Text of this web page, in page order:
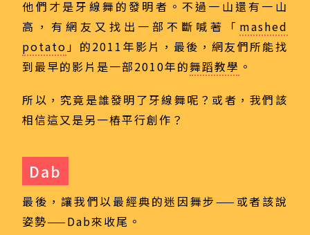
他們才是牙線舞的發明者。不過一山還有一山
高，有網友又找出一部不斷喊著「 mashed
potato」的2011年影片，最後，網友們所能找
到最早的影片是一部2010年的舞蹈教學 。
所以，究竟是誰發明了牙線舞呢？或者，我們該
相信這又是另一樁平行創作？
Dab
最後，讓我們以最經典的迷因舞步——或者該說
姿勢——Dab來收尾。